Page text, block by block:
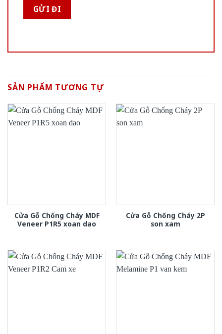
SẢN PHẨM TƯƠNG TỰ
Cửa Gỗ Chống Cháy MDF
Veneer P1R5 xoan dao
Cửa Gỗ Chống Cháy 2P
son xam